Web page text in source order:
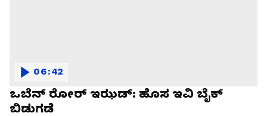
ಒಬೆನ್ ರೋರ್ ಇಝಡ್: ಹೊಸ ಇವಿ ಬೈಕ್
ಬಿಡುಗಡೆ
06:42